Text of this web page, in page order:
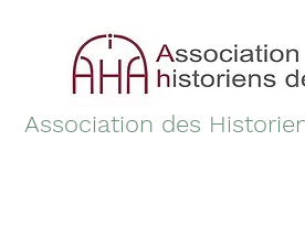
Association des